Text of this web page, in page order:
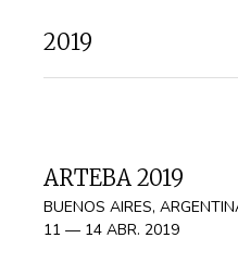
2019
ARTEBA 2019
BUENOS AIRES,
11 — 14 ABR. 2019